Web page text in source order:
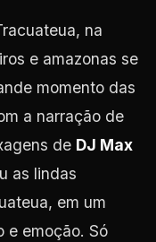
na
e amazonas se
momento das
a narração de
de DJ Max
as lindas
em um
e emoção. Só